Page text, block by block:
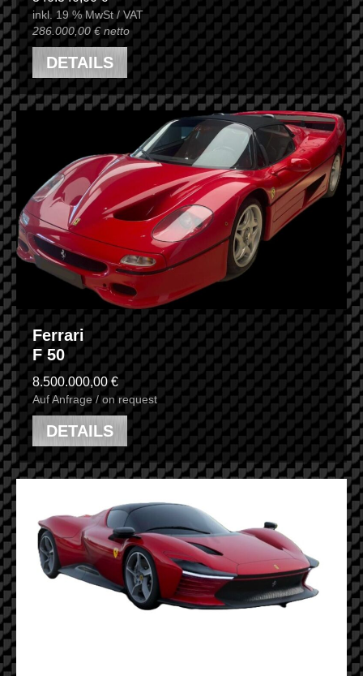
inkl. 19 % MwSt / VAT
286.000,00 € netto
DETAILS
Ferrari
F 50
8.500.000,00 €
Auf Anfrage / on request
DETAILS